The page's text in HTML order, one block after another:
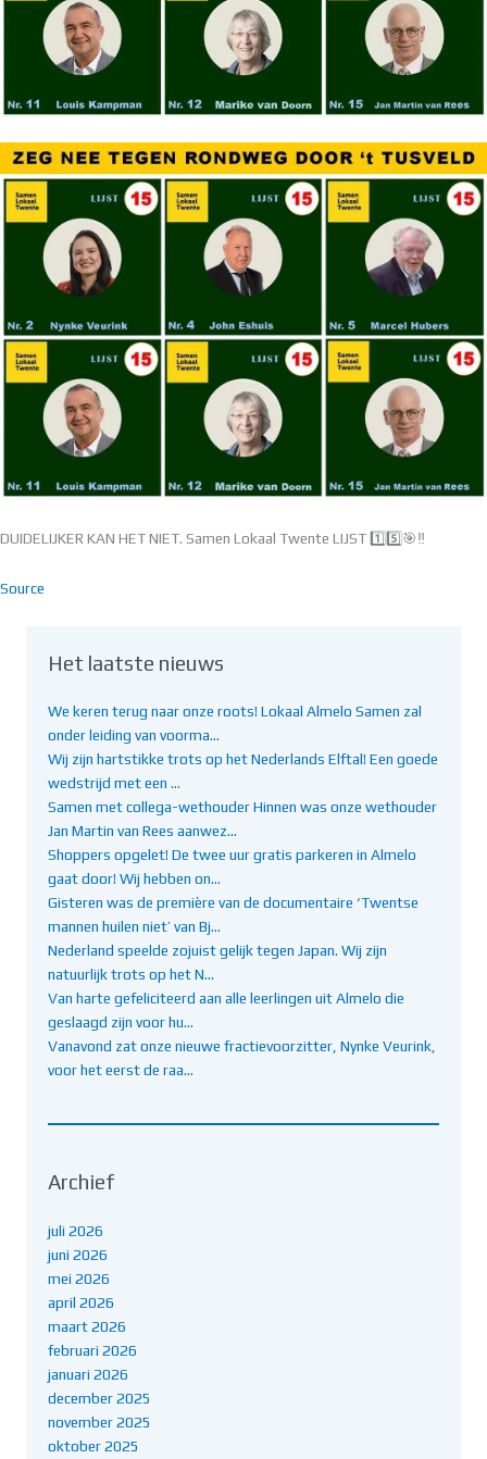
DUIDELIJKER KAN HET NIET. Samen Lokaal Twente LIJST 1️⃣5️⃣🎯‼️
Source
Het laatste nieuws
We keren terug naar onze roots! Lokaal Almelo Samen zal
onder leiding van voorma…
Wij zijn hartstikke trots op het Nederlands Elftal! Een goede
wedstrijd met een …
Samen met collega-wethouder Hinnen was onze wethouder
Jan Martin van Rees aanwez…
Shoppers opgelet! De twee uur gratis parkeren in Almelo
gaat door! Wij hebben on…
Gisteren was de première van de documentaire ‘Twentse
mannen huilen niet’ van Bj…
Nederland speelde zojuist gelijk tegen Japan. Wij zijn
natuurlijk trots op het N…
Van harte gefeliciteerd aan alle leerlingen uit Almelo die
geslaagd zijn voor hu…
Vanavond zat onze nieuwe fractievoorzitter, Nynke Veurink,
voor het eerst de raa…
Archief
juli 2026
juni 2026
mei 2026
april 2026
maart 2026
februari 2026
januari 2026
december 2025
november 2025
oktober 2025